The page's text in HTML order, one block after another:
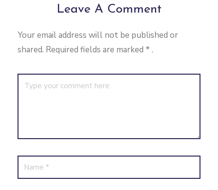
Leave A Comment
Your email address will not be published or
shared. Required fields are marked * .